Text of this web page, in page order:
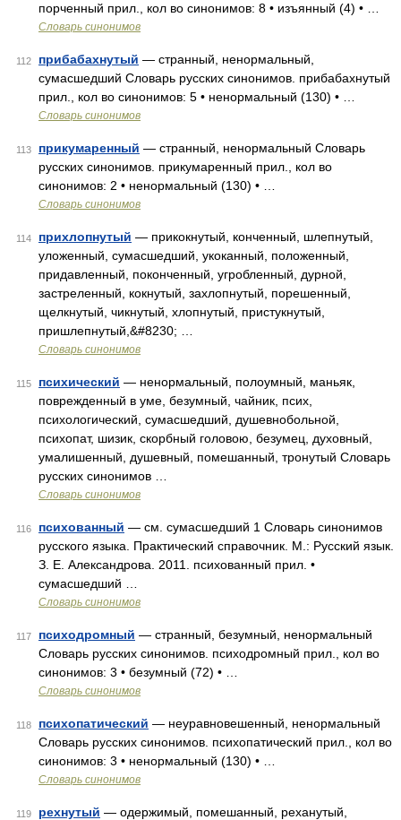
порченный прил., кол во синонимов: 8 • изъянный (4) • …
Словарь синонимов
112 прибабахнутый — странный, ненормальный,
сумасшедший Словарь русских синонимов. прибабахнутый
прил., кол во синонимов: 5 • ненормальный (130) • …
Словарь синонимов
113 прикумаренный — странный, ненормальный Словарь
русских синонимов. прикумаренный прил., кол во
синонимов: 2 • ненормальный (130) • …
Словарь синонимов
114 прихлопнутый — прикокнутый, конченный, шлепнутый,
уложенный, сумасшедший, укоканный, положенный,
придавленный, поконченный, угробленный, дурной,
застреленный, кокнутый, захлопнутый, порешенный,
щелкнутый, чикнутый, хлопнутый, пристукнутый,
пришлепнутый,&#8230; …
Словарь синонимов
115 психический — ненормальный, полоумный, маньяк,
поврежденный в уме, безумный, чайник, псих,
психологический, сумасшедший, душевнобольной,
психопат, шизик, скорбный головою, безумец, духовный,
умалишенный, душевный, помешанный, тронутый Словарь
русских синонимов …
Словарь синонимов
116 психованный — см. сумасшедший 1 Словарь синонимов
русского языка. Практический справочник. М.: Русский язык.
З. Е. Александрова. 2011. психованный прил. •
сумасшедший …
Словарь синонимов
117 психодромный — странный, безумный, ненормальный
Словарь русских синонимов. психодромный прил., кол во
синонимов: 3 • безумный (72) • …
Словарь синонимов
118 психопатический — неуравновешенный, ненормальный
Словарь русских синонимов. психопатический прил., кол во
синонимов: 3 • ненормальный (130) • …
Словарь синонимов
119 рехнутый — одержимый, помешанный, реханутый,